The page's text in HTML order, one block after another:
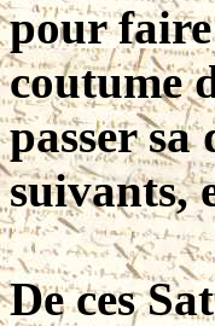
pour
coutume
passer sa
suivants,
De ces